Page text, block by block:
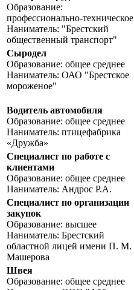
Образование:
профессионально-техническое
Наниматель: "Брестский
общественный транспорт"
Сыродел
Образование: общее среднее
Наниматель: ОАО "Брестское
мороженое"
Водитель автомобиля
Образование: общее среднее
Наниматель: птицефабрика
«Дружба»
Специалист по работе с
клиентами
Образование: общее среднее
Наниматель: Андрос Р.А.
Специалист по организации
закупок
Образование: высшее
Наниматель: Брестский
областной лицей имени П. М.
Машерова
Швея
Образование: общее среднее